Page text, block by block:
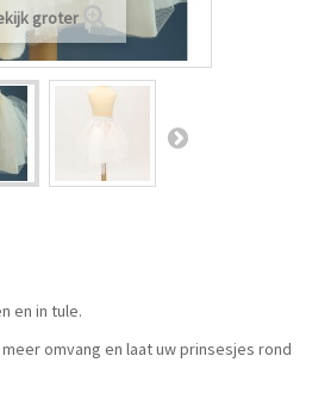
groter
en in tule.
omvang en laat uw prinsesjes rond